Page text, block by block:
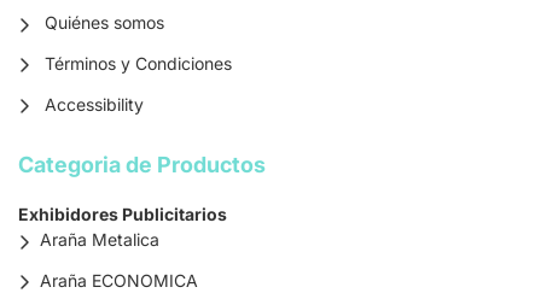
Quiénes somos
Términos y Condiciones
Accessibility
Categoria de Productos
Exhibidores Publicitarios
Araña Metalica
Araña ECONOMICA